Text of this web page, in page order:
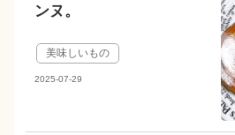
ンヌ。
美味しいもの
2025-07-29